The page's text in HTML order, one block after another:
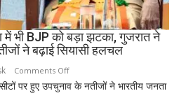
को
दी
खुली
चेतावनी;
JDU
ने
में भी BJP को बड़ा झटका, गुजरात ने
ने बढ़ाई सियासी हलचल
Comments Offon
30
सीटों पर हुए उपचुनाव के नतीजों ने भारतीय जनता